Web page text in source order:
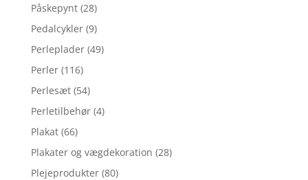
Påskepynt (28)
Pedalcykler (9)
Perleplader (49)
Perler (116)
Perlesæt (54)
Perletilbehør (4)
Plakat (66)
Plakater og vægdekoration (28)
Plejeprodukter (80)